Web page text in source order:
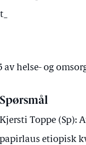
av helse- og
Spørsmål
Kjersti Toppe (Sp):
papirlaus etiopisk